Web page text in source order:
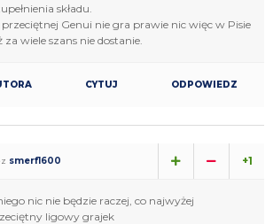
składu.
Genui nie gra prawie nic więc w Pisie
za wiele szans nie dostanie.
CYTUJ ODPOWIEDZ
smerf1600 +1
nic nie będzie raczej, co najwyżej
ligowy grajek